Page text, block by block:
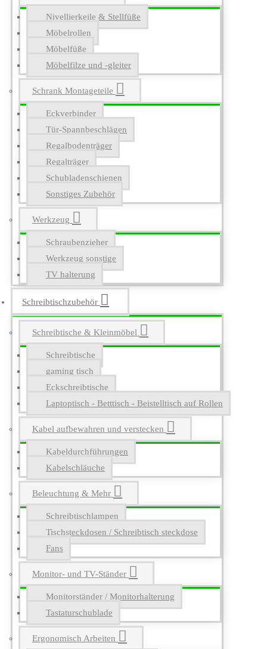
Nivellierkeile & Stellfüße
Möbelrollen
Möbelfüße
Möbelfilze und -gleiter
Schrank Montageteile
Eckverbinder
Tür-Spannbeschlägen
Regalbodenträger
Regalträger
Schubladenschienen
Sonstiges Zubehör
Werkzeug
Schraubenzieher
Werkzeug sonstige
TV halterung
Schreibtischzubehör
Schreibtische & Kleinmöbel
Schreibtische
gaming tisch
Eckschreibtische
Laptoptisch - Betttisch - Beistelltisch auf Rollen
Kabel aufbewahren und verstecken
Kabeldurchführungen
Kabelschläuche
Beleuchtung & Mehr
Schreibtischlampen
Tischsteckdosen / Schreibtisch steckdose
Fans
Monitor- und TV-Ständer
Monitorständer / Monitorhalterung
Tastaturschublade
Ergonomisch Arbeiten